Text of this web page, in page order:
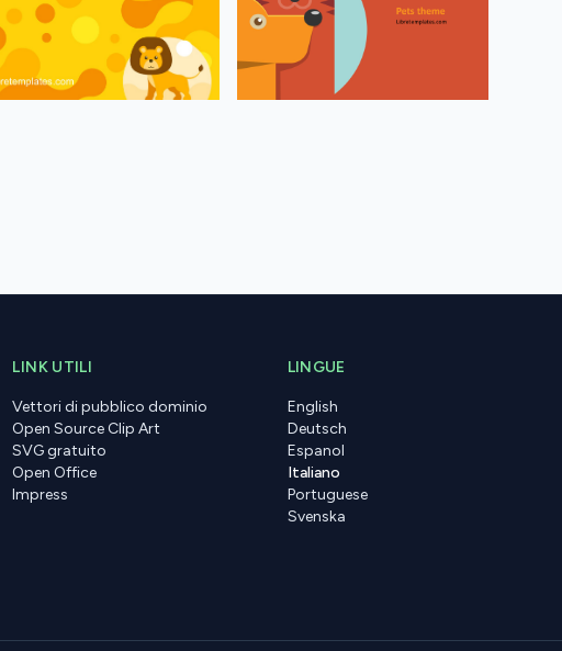
LINK UTILI
Vettori di pubblico dominio
Open Source Clip Art
SVG gratuito
Open Office
Impress
LINGUE
English
Deutsch
Espanol
Italiano
Portuguese
Svenska